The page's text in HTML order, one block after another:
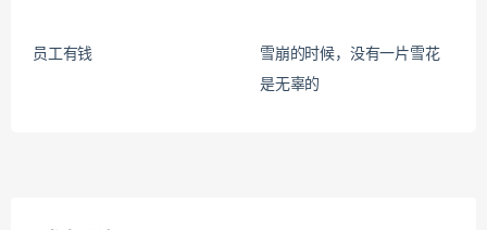
员工有钱
雪崩的时候，没有一片雪花
是无辜的